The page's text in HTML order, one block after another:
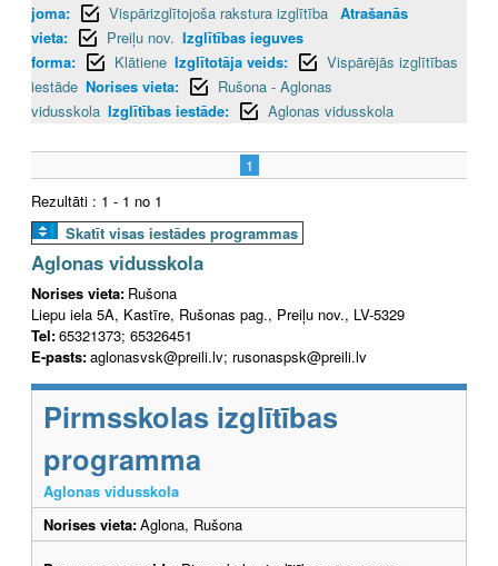
joma:
Vispārizglītojoša rakstura izglītība Atrašanās
vieta:
Preiļu nov. Izglītības ieguves
forma:
Klātiene Izglītotāja veids:
Vispārējās izglītības
iestāde Norises vieta:
Rušona - Aglonas
vidusskola Izglītības iestāde: Aglonas vidusskola
1
Rezultāti : 1 - 1 no 1
Skatīt visas iestādes programmas
Aglonas vidusskola
Norises vieta: Rušona
Liepu iela 5A, Kastīre, Rušonas pag., Preiļu nov., LV-5329
Tel:65321373; 65326451
E-pasts:aglonasvsk@preili.lv; rusonaspsk@preili.lv
Pirmsskolas izglītības
programma
Aglonas vidusskola
Norises vieta:Aglona, Rušona